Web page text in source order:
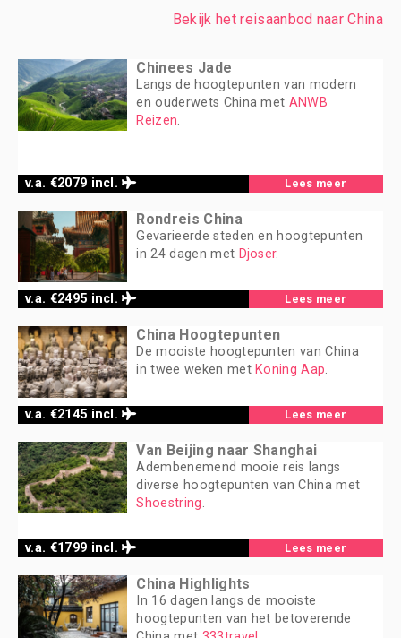
Bekijk het reisaanbod naar China
v.a. €2079 incl.
Chinees Jade
Langs de hoogtepunten van modern
en ouderwets China met ANWB
Reizen.
Lees meer
v.a. €2495 incl.
Rondreis China
Gevarieerde steden en hoogtepunten
in 24 dagen met Djoser.
Lees meer
v.a. €2145 incl.
China Hoogtepunten
De mooiste hoogtepunten van China
in twee weken metKoning Aap.
Lees meer
v.a. €1799 incl.
Van Beijing naar Shanghai
Adembenemend mooie reis langs
diverse hoogtepunten van China met
Shoestring.
Lees meer
China Highlights
In 16 dagen langs de mooiste
hoogtepunten van het betoverende